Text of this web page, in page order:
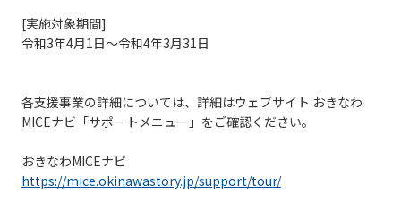
[実施対象期間]
令和3年4月1日～令和4年3月31日
各支援事業の詳細については、詳細はウェブサイト おきなわ
MICEナビ「サポートメニュー」をご確認ください。
おきなわMICEナビ
https://mice.okinawastory.jp/support/tour/